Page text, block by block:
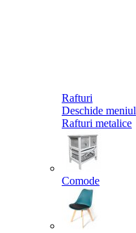
Rafturi
Deschide meniul
Rafturi metalice
Comode